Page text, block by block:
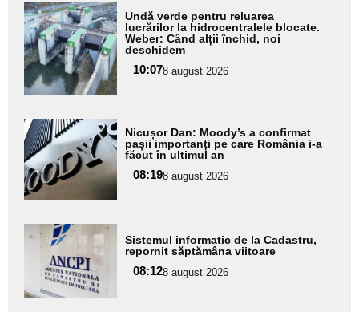
Adaugă
aici textul
pentru
subtitlu
Undă verde pentru reluarea
lucrărilor la hidrocentralele blocate.
Weber: Când alții închid, noi
deschidem
10:078 august 2026
Adaugă
aici textul
pentru
subtitlu
Nicușor Dan: Moody’s a confirmat
pașii importanți pe care România i-a
făcut în ultimul an
08:198 august 2026
Adaugă
aici textul
pentru
subtitlu
Sistemul informatic de la Cadastru,
repornit săptămâna viitoare
08:128 august 2026